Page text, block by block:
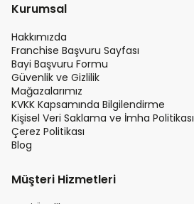
Kurumsal
Hakkımızda
Franchise Başvuru Sayfası
Bayi Başvuru Formu
Güvenlik ve Gizlilik
Mağazalarımız
KVKK Kapsamında Bilgilendirme
Kişisel Veri Saklama ve İmha Politikası
Çerez Politikası
Blog
Müşteri Hizmetleri